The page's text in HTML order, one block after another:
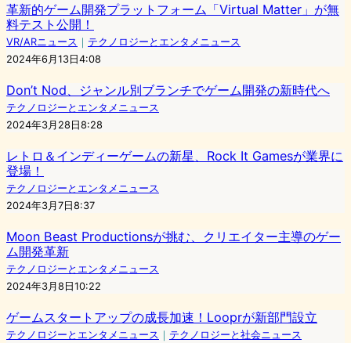
革新的ゲーム開発プラットフォーム「Virtual Matter」が無
料テスト公開！
VR/ARニュース ｜ テクノロジーとエンタメニュース
2024年6月13日4:08
Don’t Nod、ジャンル別ブランチでゲーム開発の新時代へ
テクノロジーとエンタメニュース
2024年3月28日8:28
レトロ＆インディーゲームの新星、Rock It Gamesが業界に
登場！
テクノロジーとエンタメニュース
2024年3月7日8:37
Moon Beast Productionsが挑む、クリエイター主導のゲー
ム開発革新
テクノロジーとエンタメニュース
2024年3月8日10:22
ゲームスタートアップの成長加速！Looprが新部門設立
テクノロジーとエンタメニュース ｜ テクノロジーと社会ニュース